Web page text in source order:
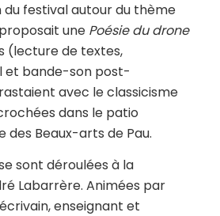
festival autour du thème
une Poésie du drone
(lecture de textes,
et bande-son post-
avec le classicisme
dans le patio
des Beaux-arts de Pau.
sont déroulées à la
Labarrère. Animées par
enseignant et